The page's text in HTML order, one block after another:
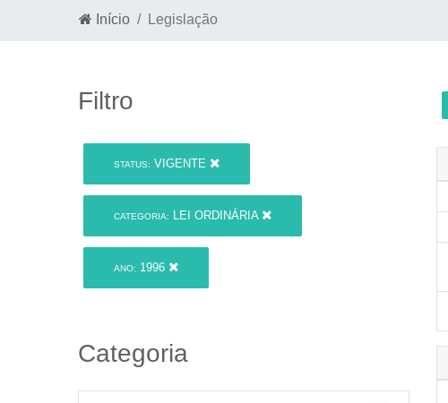
Início Legislação
Filtro
STATUS: VIGENTE
CATEGORIA: LEI ORDINÁRIA
ANO: 1996
Categoria